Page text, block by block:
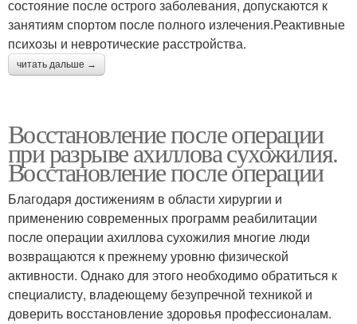
состояние после острого заболевания, допускаются к
занятиям спортом после полного излечения.Реактивные
психозы и невротические расстройства.
читать дальше →
Восстановление после операции
при разрыве ахиллова сухожилия.
Восстановление после операции
Благодаря достижениям в области хирургии и
применению современных программ реабилитации
после операции ахиллова сухожилия многие люди
возвращаются к прежнему уровню физической
активности. Однако для этого необходимо обратиться к
специалисту, владеющему безупречной техникой и
доверить восстановление здоровья профессионалам.